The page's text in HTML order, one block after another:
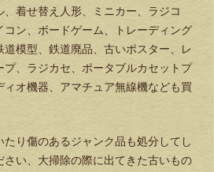
着せ替え人形、ミニカー、ラジコ
コン、ボードゲーム、トレーディング
道模型、鉄道廃品、古いポスター、レ
プ、ラジカセ、ポータブルカセットプ
ィオ機器、アマチュア無線機なども買
り傷のあるジャンク品も処分してし
さい、大掃除の際に出てきた古いもの